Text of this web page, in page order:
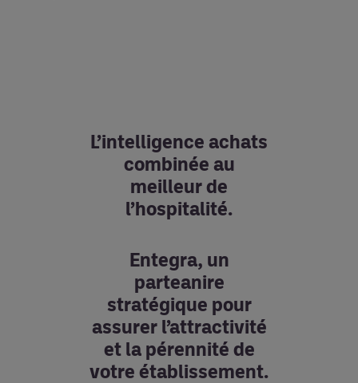
L’intelligence achats
combinée au
meilleur de
l’hospitalité.
Entegra, un
parteanire
stratégique pour
assurer l’attractivité
et la pérennité de
votre établissement.